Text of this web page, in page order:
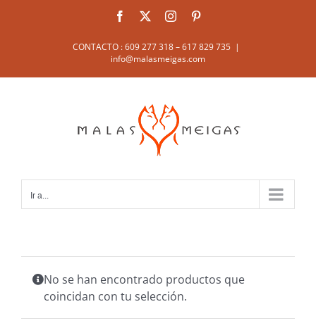
Facebook Instagram
CONTACTO : 609 277 318 – 617 829 735 |
info@malasmeigas.com
Ir a...
No se han encontrado productos que
coincidan con tu selección.